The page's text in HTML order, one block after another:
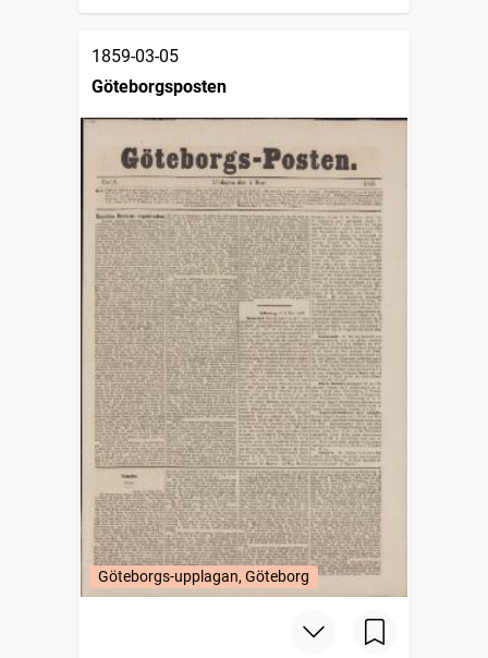
1859-03-05
Göteborgsposten
Göteborgs-upplagan, Göteborg